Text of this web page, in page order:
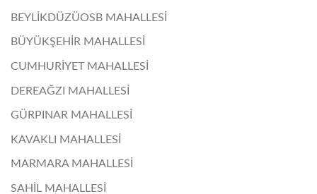
BEYLİKDÜZÜOSB MAHALLESİ
BÜYÜKŞEHİR MAHALLESİ
CUMHURİYET MAHALLESİ
DEREAĞZI MAHALLESİ
GÜRPINAR MAHALLESİ
KAVAKLI MAHALLESİ
MARMARA MAHALLESİ
SAHİL MAHALLESİ